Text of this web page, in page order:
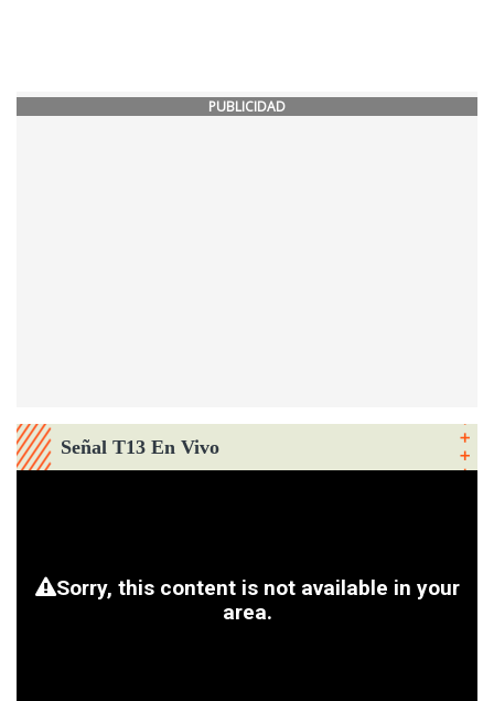
PUBLICIDAD
Señal T13 En Vivo